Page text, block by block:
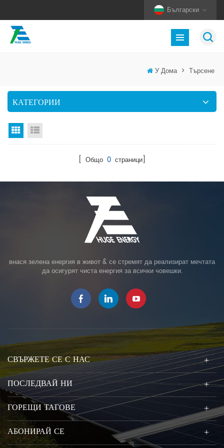
Български
У Дома > Търсене
КАТЕГОРИИ
Изглед на мрежата
[ Общо 0 страници]
внася зелена енергия в живот & се стремят да реализират мечтата
да осигурят чиста енергия за всички човешки.
СВЪРЖЕТЕ СЕ С НАС
ПОСЛЕДВАЙ НИ
ГОРЕЩИ ТАГОВЕ
АБОНИРАЙ СЕ